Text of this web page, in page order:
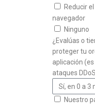
Reducir
navegador
Ninguno
¿Evalúas o
proteger tu
aplicación
ataques
Nuestro